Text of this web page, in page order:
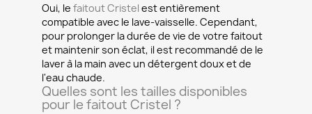
Oui, le faitout Cristel est entièrement
compatible avec le lave-vaisselle. Cependant,
pour prolonger la durée de vie de votre faitout
et maintenir son éclat, il est recommandé de le
laver à la main avec un détergent doux et de
l'eau chaude.
Quelles sont les tailles disponibles
pour le faitout Cristel ?